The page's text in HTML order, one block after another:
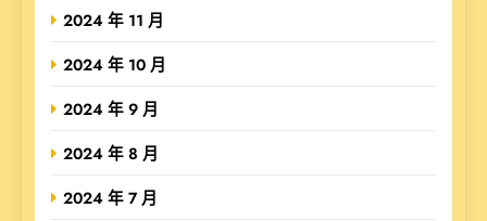
2024 年 11 月
2024 年 10 月
2024 年 9 月
2024 年 8 月
2024 年 7 月